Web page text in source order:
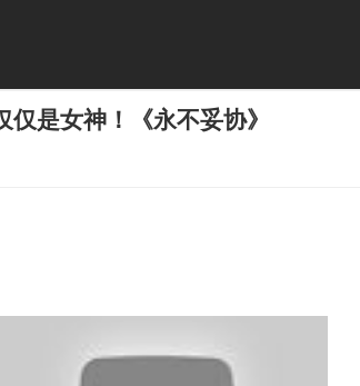
仅是女神！《永不妥协》